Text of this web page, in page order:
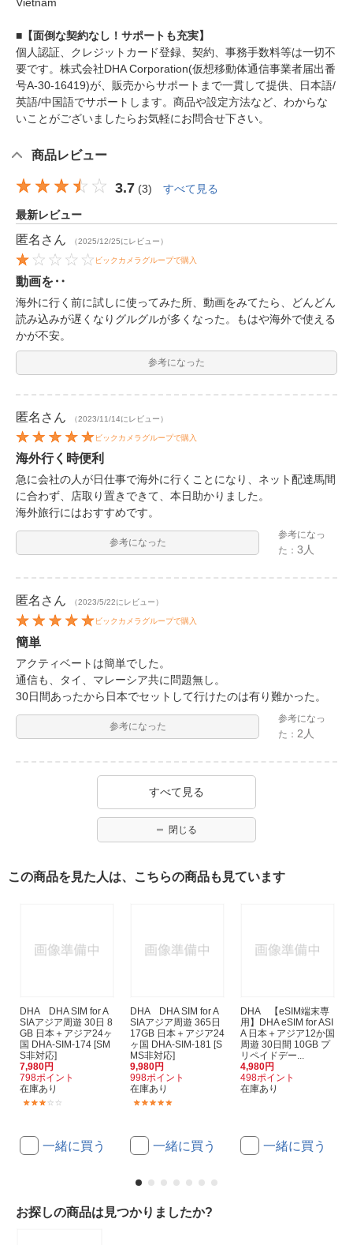
Vietnam
■【面倒な契約なし！サポートも充実】
個人認証、クレジットカード登録、契約、事務手数料等は一切不
要です。株式会社DHA Corporation(仮想移動体通信事業者届出番
号A-30-16419)が、販売からサポートまで一貫して提供、日本語/
英語/中国語でサポートします。商品や設定方法など、わからな
いことがございましたらお気軽にお問合せ下さい。
商品レビュー
3.7 (3) すべて見る
最新レビュー
匿名 さん （2025/12/25にレビュー）
ビックカメラグループで購入
動画を‥
海外に行く前に試しに使ってみた所、動画をみてたら、どんどん
読み込みが遅くなりグルグルが多くなった。もはや海外で使える
かが不安。
参考になった
匿名 さん （2023/11/14にレビュー）
ビックカメラグループで購入
海外行く時便利
急に会社の人が日仕事で海外に行くことになり、ネット配達馬間
に合わず、店取り置きできて、本日助かりました。
海外旅行にはおすすめです。
参考になった
参考になっ
た：3人
匿名 さん （2023/5/22にレビュー）
ビックカメラグループで購入
簡単
アクティベートは簡単でした。
通信も、タイ、マレーシア共に問題無し。
30日間あったから日本でセットして行けたのは有り難かった。
参考になった
参考になっ
た：2人
すべて見る
閉じる
この商品を見た人は、こちらの商品も見ています
DHA DHA SIM for A
SIAアジア周遊 30日 8
GB 日本＋アジア24ヶ
国 DHA-SIM-174 [SM
S非対応]
7,980円
798ポイント
在庫あり
一緒に買う
DHA DHA SIM for A
SIAアジア周遊 365日
17GB 日本＋アジア24
ヶ国 DHA-SIM-181 [S
MS非対応]
9,980円
998ポイント
在庫あり
一緒に買う
DHA 【eSIM端末専
用】DHA eSIM for ASI
A 日本＋アジア12か国
周遊 30日間 10GB プ
リペイドデー...
4,980円
498ポイント
在庫あり
一緒に買う
お探しの商品は見つかりましたか?